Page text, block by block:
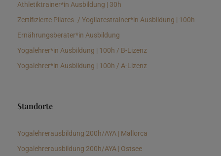
Athletiktrainer*in Ausbildung | 30h
Zertifizierte Pilates- / Yogilatestrainer*in Ausbildung | 100h
Ernährungsberater*in Ausbildung
Yogalehrer*in Ausbildung | 100h / B-Lizenz
Yogalehrer*in Ausbildung | 100h / A-Lizenz
Standorte
Yogalehrerausbildung 200h/AYA | Mallorca
Yogalehrerausbildung 200h/AYA | Ostsee